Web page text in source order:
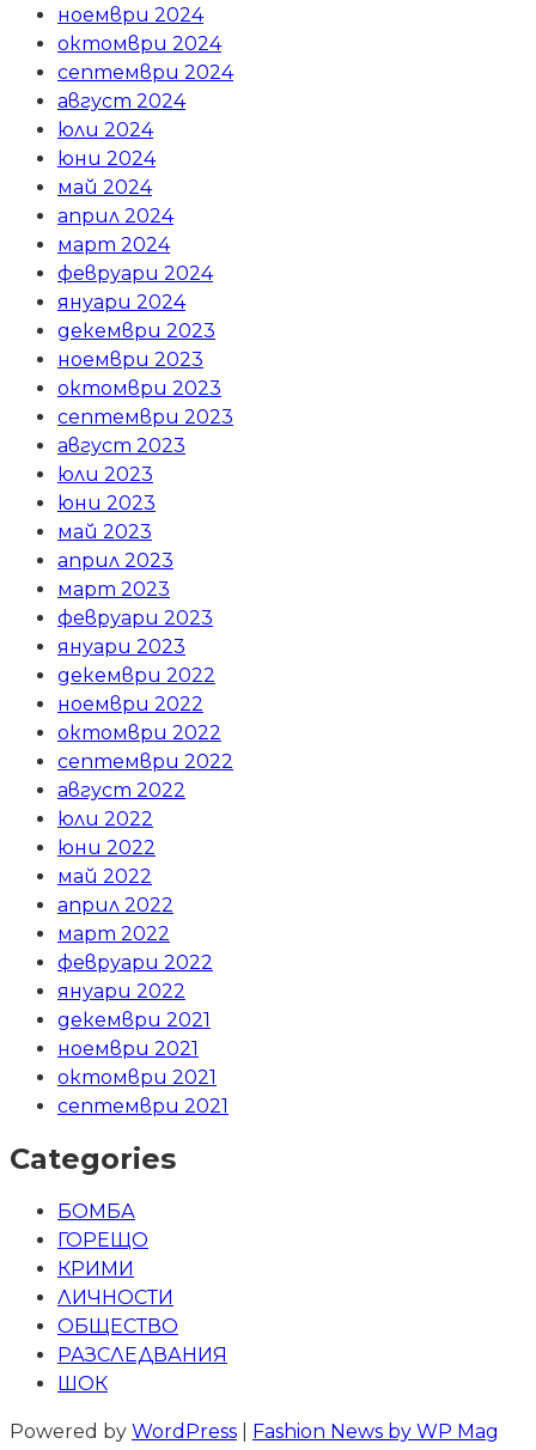
ноември 2024
октомври 2024
септември 2024
август 2024
юли 2024
юни 2024
май 2024
април 2024
март 2024
февруари 2024
януари 2024
декември 2023
ноември 2023
октомври 2023
септември 2023
август 2023
юли 2023
юни 2023
май 2023
април 2023
март 2023
февруари 2023
януари 2023
декември 2022
ноември 2022
октомври 2022
септември 2022
август 2022
юли 2022
юни 2022
май 2022
април 2022
март 2022
февруари 2022
януари 2022
декември 2021
ноември 2021
октомври 2021
септември 2021
Categories
БОМБА
ГОРЕЩО
КРИМИ
ЛИЧНОСТИ
ОБЩЕСТВО
РАЗСЛЕДВАНИЯ
ШОК
Powered by WordPress
Fashion News by WP Mag